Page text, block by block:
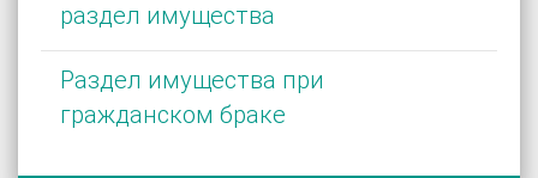
раздел имущества
Раздел имущества при
гражданском браке